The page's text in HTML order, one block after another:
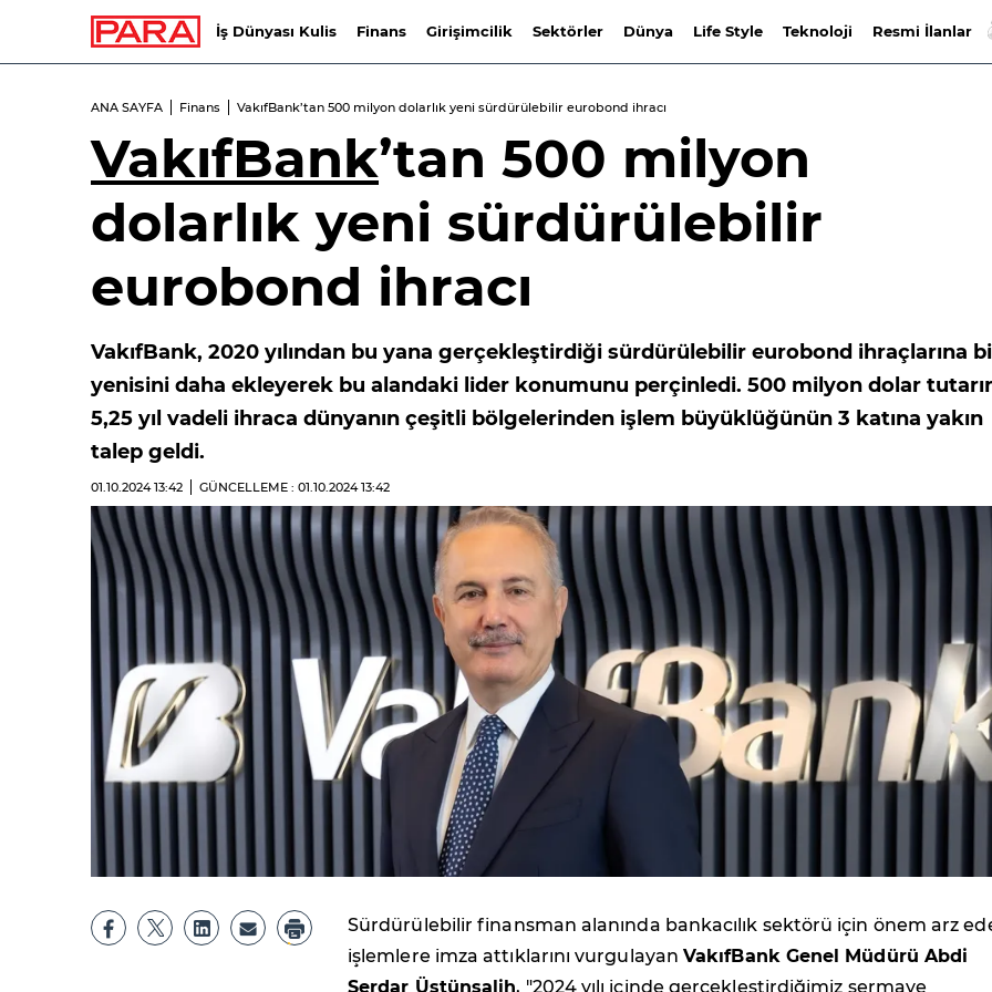
İş Dünyası Kulis Finans Girişimcilik Sektörler Dünya Life Style Teknoloji Resmi İlanlar
ANA SAYFA Finans VakıfBank’tan 500 milyon dolarlık yeni sürdürülebilir eurobond ihracı
VakıfBank’tan 500 milyon
dolarlık yeni sürdürülebilir
eurobond ihracı
VakıfBank, 2020 yılından bu yana gerçekleştirdiği sürdürülebilir eurobond ihraçlarına
yenisini daha ekleyerek bu alandaki lider konumunu perçinledi. 500 milyon dolar
5,25 yıl vadeli ihraca dünyanın çeşitli bölgelerinden işlem büyüklüğünün 3 katına yakın
talep geldi.
01.10.202413:42 GÜNCELLEME : 01.10.202413:42
Sürdürülebilir finansman alanında bankacılık sektörü için önem arz
işlemlere imza attıklarını vurgulayanVakıfBank Genel Müdürü Abdi
Serdar Üstünsalih, "2024 yılı içinde gerçekleştirdiğimiz sermaye